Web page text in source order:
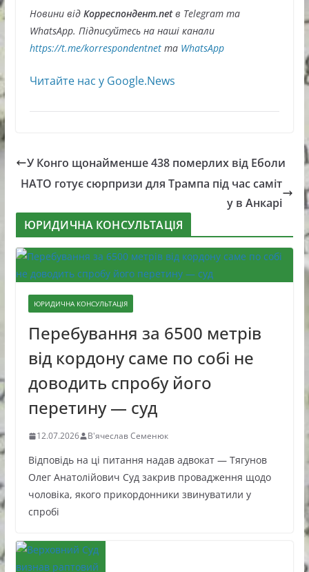
Новини відКорреспондент.netв Telegram та
WhatsApp. Підписуйтесь на наші канали
https://t.me/korrespondentnetта WhatsApp
Читайте нас у Google.News
У Конго щонайменше 438 померлих від Еболи
НАТО готує сюрпризи для Трампа під час саміт
у в Анкарі
ЮРИДИЧНА КОНСУЛЬТАЦІЯ
ЮРИДИЧНА КОНСУЛЬТАЦІЯ
Перебування за 6500 метрів
від кордону саме по собі не
доводить спробу його
перетину — суд
12.07.2026 В'ячеслав Семенюк
Відповідь на ці питання надав адвокат — Тягунов
Олег Анатолійович Суд закрив провадження щодо
чоловіка, якого прикордонники звинуватили у
спробі